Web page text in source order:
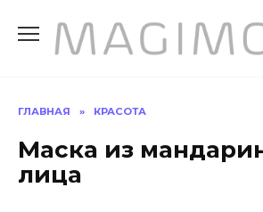
содержанию
ГЛАВНАЯ » КРАСОТА
Маска из
лица